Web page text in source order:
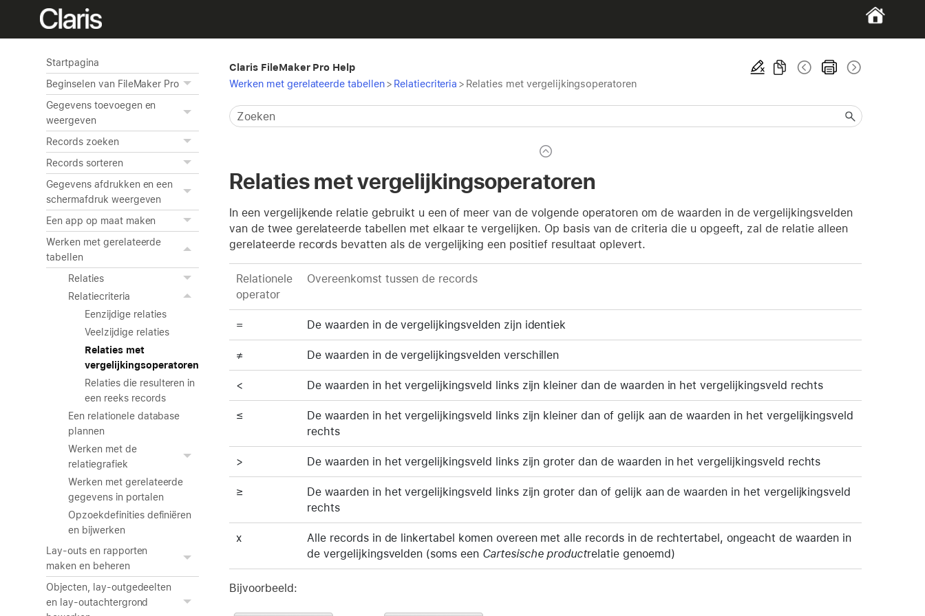
Startpagina
Beginselen van FileMaker Pro
Gegevens toevoegen en
weergeven
Records zoeken
Records sorteren
Gegevens afdrukken en een
schermafdruk weergeven
Een app op maat maken
Werken met gerelateerde
tabellen
Relaties
Relatiecriteria
Eenzijdige relaties
Veelzijdige relaties
Relaties met
vergelijkingsoperatoren
Relaties die resulteren in
een reeks records
Een relationele database
plannen
Werken met de
relatiegrafiek
Werken met gerelateerde
gegevens in portalen
Opzoekdefinities definiëren
en bijwerken
Lay-outs en rapporten
maken en beheren
Objecten, lay-outgedeelten
en lay-outachtergrond
Claris FileMaker Pro Help
Werken met gerelateerde tabellen> Relatiecriteria > Relaties met vergelijkingsoperatoren
Relaties met vergelijkingsoperatoren
In een vergelijkende relatie gebruikt u een of meer van de volgende operatoren om de waarden in de vergelijkingsvelden
van de twee gerelateerde tabellen met elkaar te vergelijken. Op basis van de criteria die u opgeeft, zal de relatie alleen
gerelateerde records bevatten als de vergelijking een positief resultaat oplevert.
Relationele
operator
Overeenkomst tussen de records
= De waarden in de vergelijkingsvelden zijn identiek
≠ De waarden in de vergelijkingsvelden verschillen
< De waarden in het vergelijkingsveld links zijn kleiner dan de waarden in het vergelijkingsveld rechts
≤
De waarden in het vergelijkingsveld links zijn kleiner dan of gelijk aan de waarden in het vergelijkingsveld
rechts
> De waarden in het vergelijkingsveld links zijn groter dan de waarden in het vergelijkingsveld rechts
≥
De waarden in het vergelijkingsveld links zijn groter dan of gelijk aan de waarden in het vergelijkingsveld
rechts
x
Alle records in de linkertabel komen overeen met alle records in de rechtertabel, ongeacht de waarden in
de vergelijkingsvelden (soms een Cartesische productrelatie genoemd)
Bijvoorbeeld: